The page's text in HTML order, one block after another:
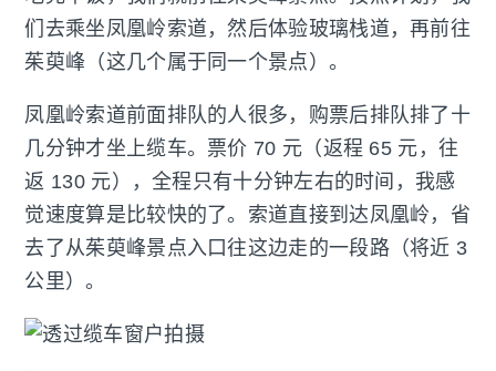
们去乘坐凤凰岭索道，然后体验玻璃栈道，再前往
茱萸峰（这几个属于同一个景点）。
凤凰岭索道前面排队的人很多，购票后排队排了十
几分钟才坐上缆车。票价 70 元（返程 65 元，往
返 130 元），全程只有十分钟左右的时间，我感
觉速度算是比较快的了。索道直接到达凤凰岭，省
去了从茱萸峰景点入口往这边走的一段路（将近 3
公里）。